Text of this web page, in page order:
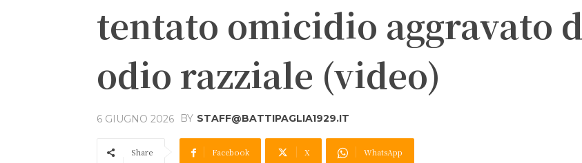
tentato omicidio aggravato
odio razziale (video)
6 GIUGNO 2026 BY STAFF@BATTIPAGLIA1929.IT
Share Facebook X WhatsApp